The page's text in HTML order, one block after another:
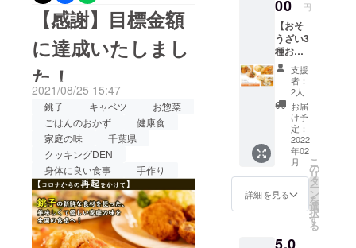
成分には、血糖値の上昇や
高血圧の抑制などの効果が
あることがわかっていま
す。沖縄の柑橘類で、近年
注目を集めていますね。私
はシークワーサードリンク
を毎朝欠かしません。さっ
ぱりといただけますよ。＜
シークワーサードリンクレ
シピ＞【材料（コップ1杯
私が毎日飲んでいる手作り
の甘酒ジュースについて、
レシピも紹介します。手作
り甘酒ジュースレシピ【材
料】4人分リンゴ中
4分の１（100ｇくらい）バ
ナナ中 1本牛
乳 400CC甘
酒 大さじ2杯
【作り方】リンゴ・バナナ
はざっくりとカットしま
達成いたしました！ご支
援・応援ありがとうござい
ます！引き続き、ネクスト
ゴールに挑戦中です！どう
ぞよろしくお願いします。
＝＝＝＝＝＝＝＝＝＝＝＝
＝＝＝＝＝＝＝＝こんにち
は。『クッキングDEN』の
田中和子です。まだまだ残
暑厳しいですね。みなさん
いかがお過ごしでしょう
【感謝】目標金額
に達成いたしまし
た！
2021/08/25 15:47
銚子 キャベツ
お惣菜
ごはんのおかず
健康食
家庭の味
千葉県
クッキングDEN
身体に良い食事
手作り
おつけ
いたし
ます。
※銚子産
キャベ
ツの入
荷事情
によ
り、
2022年
2月のお
届けと
なりま
す。 ※
便でお
届けい
た。 ぜ
ひ千切
りキャ
ベツな
どと一
緒にお
楽しみ
くださ
い。 さ
らに！
感謝の
気持ち
を込め
て、試
作品
『特製
おつけ
シリー
ズ 『こ
だわり
牛乳と
ゴロゴ
ロ野菜
のク
リーム
チュー
加の自
家製ベ
シャメ
ルソー
クリー
00 円
【おそ
うざい3
種お試
しコー
ス＋感
謝の
品】
ロール
キャベ
ツ、メ
ンチカ
ツ、ク
リーム
シ
チュー
をそれ
分をお
支援
者：
2人
お届
け予
定：
2022
年02
月
詳細を見る
こ
の
リ
タ
ー
ン
を
選
択
す
る